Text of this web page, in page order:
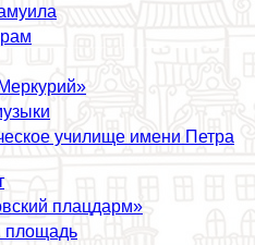
училище имени Петра
плацдарм»
площадь